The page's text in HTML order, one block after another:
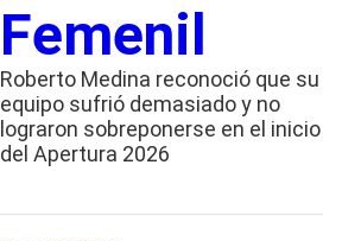
Femenil
Roberto Medina reconoció que su
equipo sufrió demasiado y no
lograron sobreponerse en el inicio
del Apertura 2026